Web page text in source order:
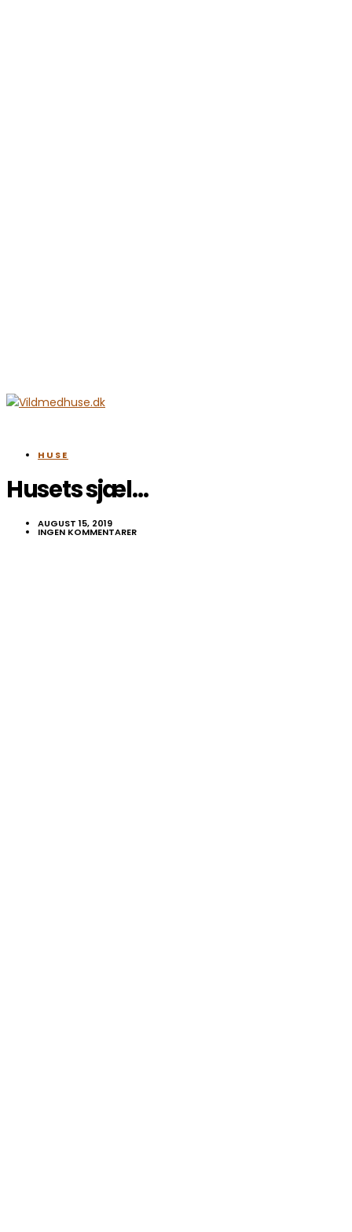
HUSE
Husets sjæl…
AUGUST 15, 2019
INGEN KOMMENTARER